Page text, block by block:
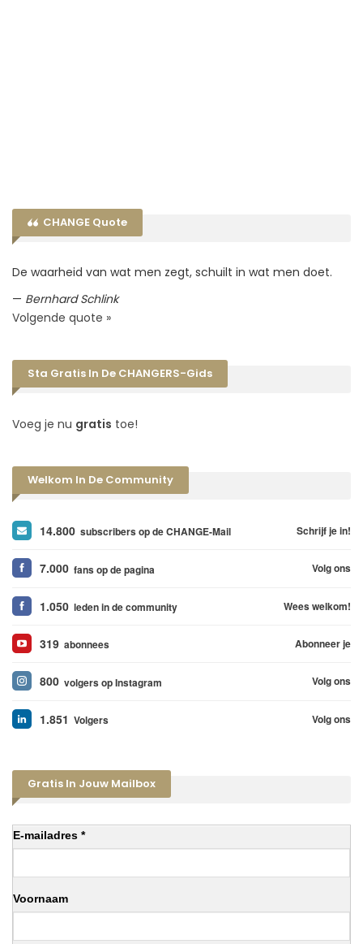
CHANGE Quote
De waarheid van wat men zegt, schuilt in wat men doet.
— Bernhard Schlink
Volgende quote »
Sta Gratis In De CHANGERS-Gids
Voeg je nu gratis toe!
Welkom In De Community
14.800 subscribers op de CHANGE-Mail Schrijf je in!
7.000 fans op de pagina Volg ons
1.050 leden in de community Wees welkom!
319 abonnees Abonneer je
800 volgers op Instagram Volg ons
1.851 Volgers Volg ons
Gratis In Jouw Mailbox
E-mailadres *
Voornaam